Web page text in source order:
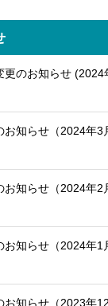
更のお知らせ (2024
知らせ（2024年3
知らせ（2024年2
知らせ（2024年1
知らせ（2023年12